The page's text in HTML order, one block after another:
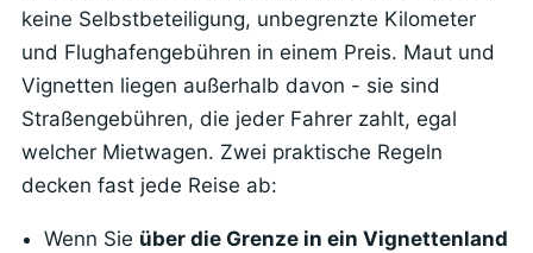
keine Selbstbeteiligung, unbegrenzte Kilometer
und Flughafengebühren in einem Preis. Maut und
Vignetten liegen außerhalb davon - sie sind
Straßengebühren, die jeder Fahrer zahlt, egal
welcher Mietwagen. Zwei praktische Regeln
decken fast jede Reise ab:
Wenn Sie über die Grenze in ein Vignettenland